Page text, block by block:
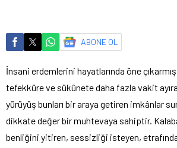
ABONE OL
İnsani erdemlerini hayatlarında öne
tefekküre ve sükûnete daha fazla vakit
yürüyüş bunları bir araya getiren imkânlar
dikkate değer bir muhtevaya sahiptir.
benliğini yitiren, sessizliği isteyen,